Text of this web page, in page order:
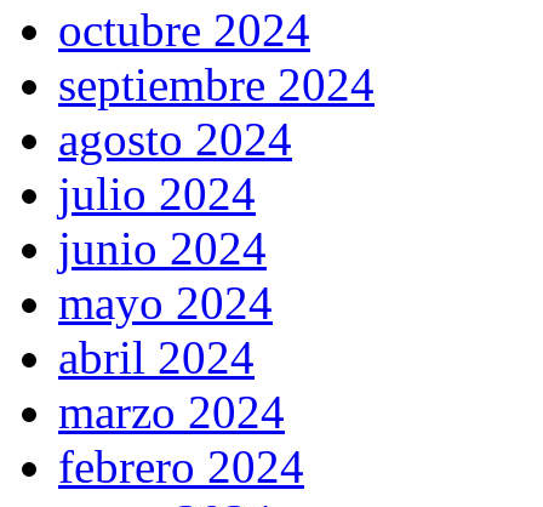
octubre 2024
septiembre 2024
agosto 2024
julio 2024
junio 2024
mayo 2024
abril 2024
marzo 2024
febrero 2024